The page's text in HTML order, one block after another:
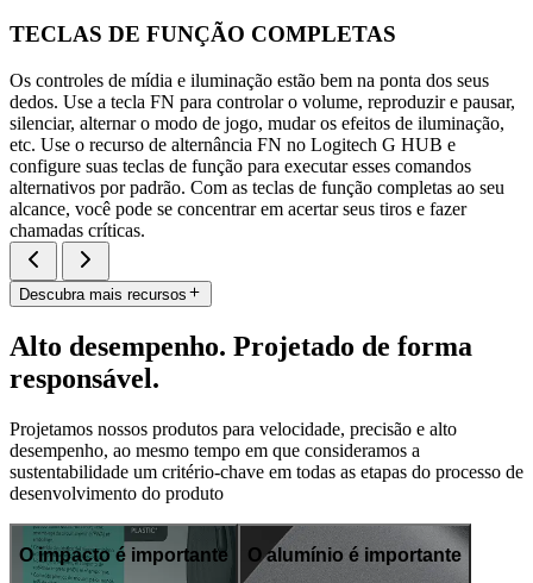
TECLAS DE FUNÇÃO COMPLETAS
Os controles de mídia e iluminação estão bem na ponta dos seus
dedos. Use a tecla FN para controlar o volume, reproduzir e pausar,
silenciar, alternar o modo de jogo, mudar os efeitos de iluminação,
etc. Use o recurso de alternância FN no Logitech G HUB e
configure suas teclas de função para executar esses comandos
alternativos por padrão. Com as teclas de função completas ao seu
alcance, você pode se concentrar em acertar seus tiros e fazer
chamadas críticas.
Descubra mais recursos
Alto desempenho. Projetado de forma
responsável.
Projetamos nossos produtos para velocidade, precisão e alto
desempenho, ao mesmo tempo em que consideramos a
sustentabilidade um critério-chave em todas as etapas do processo de
desenvolvimento do produto
O impacto é importante O alumínio é importante